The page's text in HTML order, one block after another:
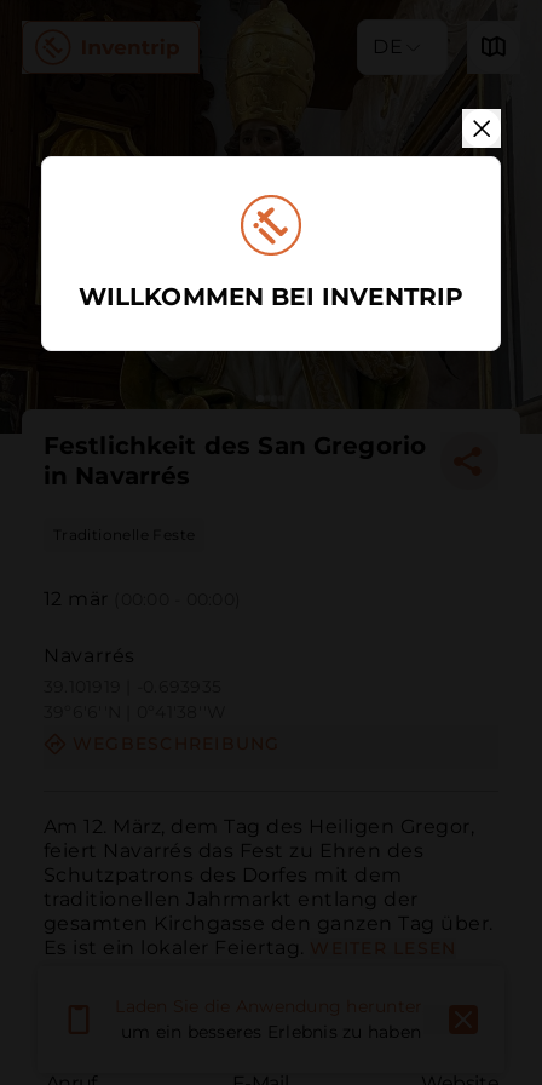
DE
Festlichkeit des San Gregorio
in Navarrés
Traditionelle Feste
12 mär
Navarrés
Am 12. März, dem Tag des Heiligen Gregor,
feiert Navarrés das Fest zu Ehren des
Schutzpatrons des Dorfes mit dem
traditionellen Jahrmarkt entlang der
gesamten Kirchgasse den ganzen Tag über.
Es ist ein lokaler Feiertag.
um ein besseres Erlebnis zu haben
WILLKOMMEN BEI INVENTRIP